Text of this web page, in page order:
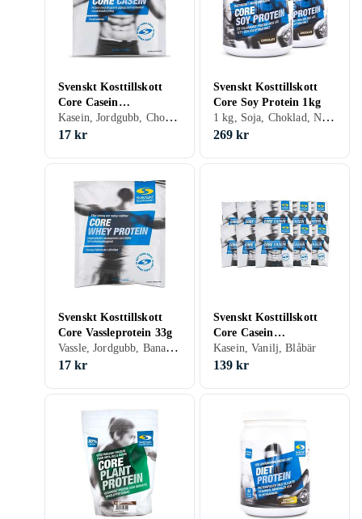
Svenskt Kosttillskott
Core Casein
Portionspåse 25g
Kasein, Jordgubb, Choklad, Vanilj, Blåbär, Citron/Lime
17 kr
Svenskt Kosttillskott
Core Soy Protein 1kg
1 kg, Soja, Choklad, Naturell, Vanilj, Äpple
269 kr
Svenskt Kosttillskott
Core Vassleprotein 33g
Vassle, Jordgubb, Banan, Choklad, Hallon, Vanilj, Citron/Lime, Päron, Yoghurt, Kaffe
17 kr
Svenskt Kosttillskott
Core Casein
Portionspåse 10-pack
Kasein, Vanilj, Blåbär
139 kr